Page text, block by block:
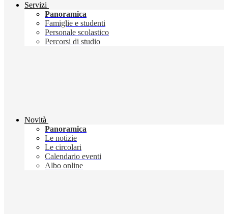
Servizi
Panoramica
Famiglie e studenti
Personale scolastico
Percorsi di studio
Novità
Panoramica
Le notizie
Le circolari
Calendario eventi
Albo online